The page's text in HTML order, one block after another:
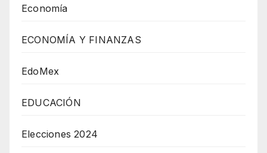
Economía
ECONOMÍA Y FINANZAS
EdoMex
EDUCACIÓN
Elecciones 2024